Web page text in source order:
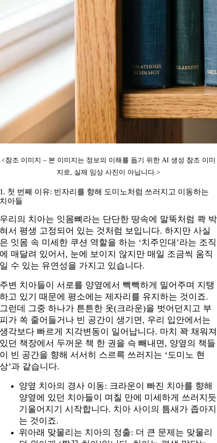
<참조 이미지 – 본 이미지는 정보의 이해를 돕기 위한 AI 생성 참조 이미
지로, 실제 임상 사진이 아닙니다.>
1. 첫 번째 이유: 빈자리를 향해 도미노처럼 쓰러지고 이동하는
치아들
우리의 치아는 잇몸뼈라는 단단한 땅속에 말뚝처럼 콱 박
혀서 평생 고정되어 있는 것처럼 보입니다. 하지만 사실
은 잇몸 속 미세한 쿠션 역할을 하는 ‘치주인대’라는 조직
에 매달려 있어서, 눈에 보이지 않지만 매일 조금씩 움직
일 수 있는 유연성을 가지고 있습니다.
주변 치아들이 서로를 양옆에서 빽빽하게 밀어주며 지탱
하고 있기 때문에 평소에는 제자리를 유지하는 것이죠.
그런데 그중 하나가 튼튼한 옷(크라운)을 벗어던지고 부
피가 쏙 줄어들거나 빈 공간이 생기면, 우리 입안에서는
생각보다 빠르게 지각변동이 일어납니다. 마치 꽉 채워져
있던 책장에서 두꺼운 책 한 권을 슥 빼내면, 양옆의 책들
이 빈 공간을 향해 서서히 스르륵 쓰러지는 ‘도미노 현
상’과 같습니다.
양옆 치아의 경사 이동: 크라운이 빠진 치아를 향해
양옆에 있던 치아들이 며칠 만에 미세하게 쓰러지듯
기울어지기 시작합니다. 치아 사이의 틈새가 좁아지
는 것이죠.
위아래 맞물리는 치아의 정출: 더 큰 문제는 맞물리